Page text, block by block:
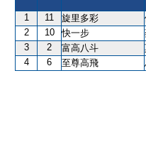
1 11 旋里多彩
2
10 快一步
3
2 富高八斗
4
6 至尊高飛